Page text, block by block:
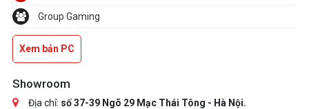
Group Gaming
Xem bản PC
Showroom
Địa chỉ: số 37-39 Ngõ 29 Mạc Thái Tông - Hà Nội.